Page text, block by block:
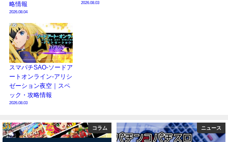
略情報
2026.08.04
2026.08.03
スマパチSAO-ソードア
ートオンライン-アリシ
ゼーション夜空｜スペ
ック・攻略情報
2026.08.03
ニュース コラム